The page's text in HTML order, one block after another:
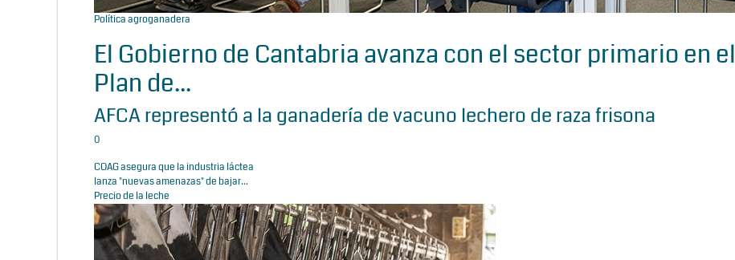
Política agroganadera
El Gobierno de Cantabria avanza con el sector primario en el
Plan de...
AFCA representó a la ganadería de vacuno lechero de raza frisona
0
COAG asegura que la industria láctea
lanza "nuevas amenazas" de bajar...
Precio de la leche